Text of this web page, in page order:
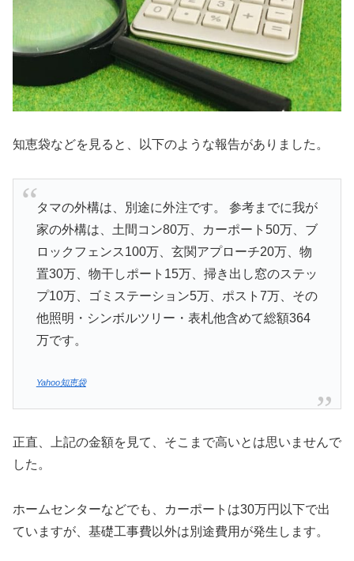
知恵袋などを見ると、以下のような報告がありました。
タマの外構は、別途に外注です。 参考までに我が
家の外構は、土間コン80万、カーポート50万、ブ
ロックフェンス100万、玄関アプローチ20万、物
置30万、物干しポート15万、掃き出し窓のステッ
プ10万、ゴミステーション5万、ポスト7万、その
他照明・シンボルツリー・表札他含めて総額364
万です。
Yahoo知恵袋
正直、上記の金額を見て、そこまで高いとは思いませんで
した。
ホームセンターなどでも、カーポートは30万円以下で出
ていますが、基礎工事費以外は別途費用が発生します。